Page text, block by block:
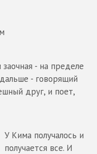
- на пределе
- говорящий
друг, и поет,
У Кима получалось и
получается все. И